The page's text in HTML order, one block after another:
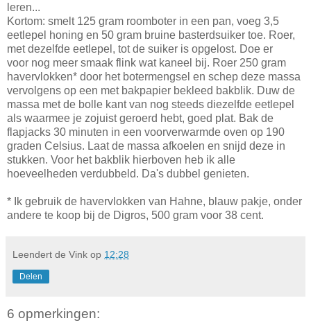
leren...
Kortom: smelt 125 gram roomboter in een pan, voeg 3,5
eetlepel honing en 50 gram bruine basterdsuiker toe. Roer,
met dezelfde eetlepel, tot de suiker is opgelost. Doe er
voor nog meer smaak flink wat kaneel bij. Roer 250 gram
havervlokken* door het botermengsel en schep deze massa
vervolgens op een met bakpapier bekleed bakblik. Duw de
massa met de bolle kant van nog steeds diezelfde eetlepel
als waarmee je zojuist geroerd hebt, goed plat. Bak de
flapjacks 30 minuten in een voorverwarmde oven op 190
graden Celsius. Laat de massa afkoelen en snijd deze in
stukken. Voor het bakblik hierboven heb ik alle
hoeveelheden verdubbeld. Da's dubbel genieten.
* Ik gebruik de havervlokken van Hahne, blauw pakje, onder
andere te koop bij de Digros, 500 gram voor 38 cent.
Leendert de Vink op 12:28
Delen
6 opmerkingen: